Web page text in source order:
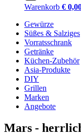
Warenkorb €
Gewürze
Süßes & Salziges
Vorratsschrank
Getränke
Küchen-Zubehör
Asia-Produkte
DIY
Grillen
Marken
Angebote
Mars -